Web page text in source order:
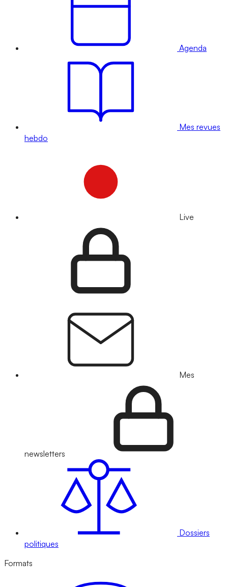
Agenda
Mes revues
hebdo
Live
Mes
newsletters
Dossiers
politiques
Formats